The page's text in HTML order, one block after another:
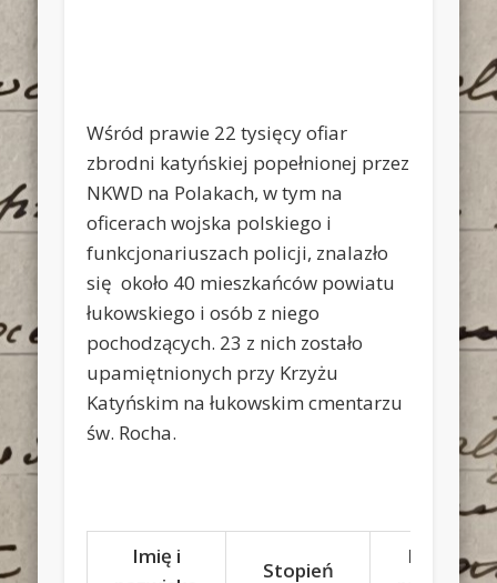
Wśród prawie 22 tysięcy ofiar
zbrodni katyńskiej popełnionej przez
NKWD na Polakach, w tym na
oficerach wojska polskiego i
funkcjonariuszach policji, znalazło
się około 40 mieszkańców powiatu
łukowskiego i osób z niego
pochodzących. 23 z nich zostało
upamiętnionych przy Krzyżu
Katyńskim na łukowskim cmentarzu
św. Rocha.
Imię i
Stopień
Imiona